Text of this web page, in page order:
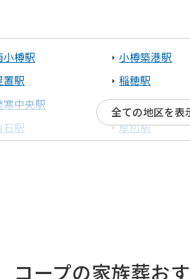
小樽駅 小樽築港駅
置駅 稲穂駅
寒中央駅 琴似駅
石駅 厚別駅
鷲別駅 幌別駅
全ての地区を表
コープの家族葬お